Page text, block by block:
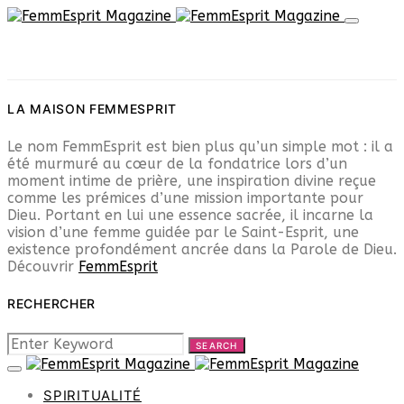
LA MAISON FEMMESPRIT
Le nom FemmEsprit est bien plus qu’un simple mot : il a
été murmuré au cœur de la fondatrice lors d’un
moment intime de prière, une inspiration divine reçue
comme les prémices d’une mission importante pour
Dieu. Portant en lui une essence sacrée, il incarne la
vision d’une femme guidée par le Saint-Esprit, une
existence profondément ancrée dans la Parole de Dieu.
Découvrir FemmEsprit
RECHERCHER
SEARCH
FOR:
SEARCH
SPIRITUALITÉ